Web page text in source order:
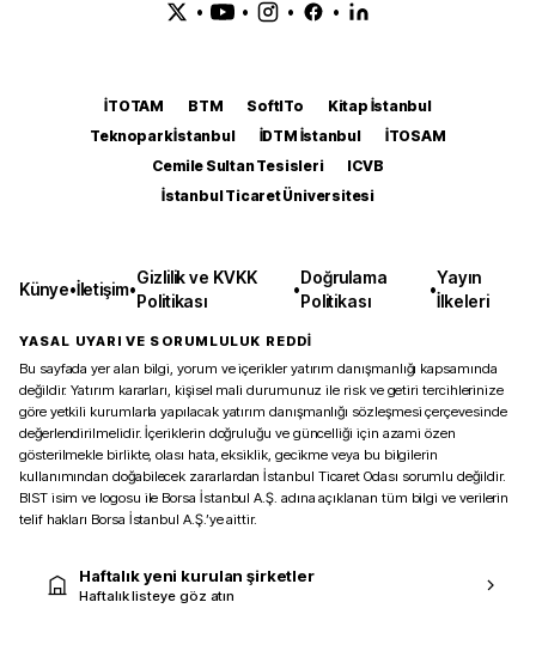
• • • •
İTOTAM BTM SoftITo
Kitap İstanbul
Teknopark İstanbul
İDTM İstanbul
İTOSAM
Cemile Sultan Tesisleri
ICVB
İstanbul Ticaret Üniversitesi
Künye•İletişim•
Gizlilik ve KVKK
Politikası
•
Doğrulama
Politikası
•
Yayın
İlkeleri
YASAL UYARI VE SORUMLULUK REDDİ
Bu sayfada yer alan bilgi, yorum ve içerikler yatırım danışmanlığı kapsamında
değildir. Yatırım kararları, kişisel mali durumunuz ile risk ve getiri tercihlerinize
göre yetkili kurumlarla yapılacak yatırım danışmanlığı sözleşmesi çerçevesinde
değerlendirilmelidir. İçeriklerin doğruluğu ve güncelliği için azami özen
gösterilmekle birlikte, olası hata, eksiklik, gecikme veya bu bilgilerin
kullanımından doğabilecek zararlardan İstanbul Ticaret Odası sorumlu değildir.
BIST isim ve logosu ile Borsa İstanbul A.Ş. adına açıklanan tüm bilgi ve verilerin
telif hakları Borsa İstanbul A.Ş.’ye aittir.
Haftalık yeni kurulan şirketler
Haftalık listeye göz atın